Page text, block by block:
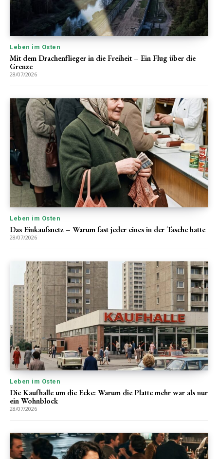
Leben im Osten
Mit dem Drachenflieger in die Freiheit – Ein Flug über die
Grenze
28/07/2026
Leben im Osten
Das Einkaufsnetz – Warum fast jeder eines in der Tasche hatte
28/07/2026
Leben im Osten
Die Kaufhalle um die Ecke: Warum die Platte mehr war als nur
ein Wohnblock
28/07/2026